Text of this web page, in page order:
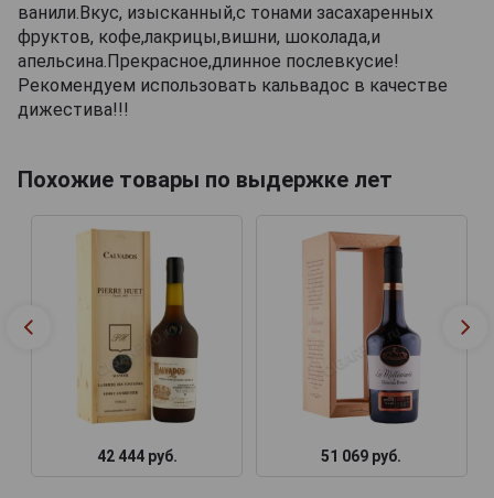
ванили.Вкус, изысканный,с тонами засахаренных
фруктов, кофе,лакрицы,вишни, шоколада,и
апельсина.Прекрасное,длинное послевкусие!
Рекомендуем использовать кальвадос в качестве
дижестива!!!
Похожие товары по выдержке лет
42 444 руб. 51 069 руб.